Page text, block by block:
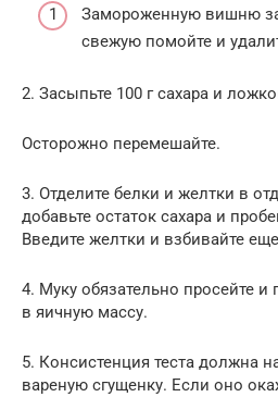
Замороженную вишню
свежую помойте и
2. Засыпьте 100 г сахара и
Осторожно перемешайте.
3. Отделите белки и желтки в
добавьте остаток сахара и
Введите желтки и взбивайте
4. Муку обязательно просейте
в яичную массу.
5. Консистенция теста должна
вареную сгущенку. Если оно